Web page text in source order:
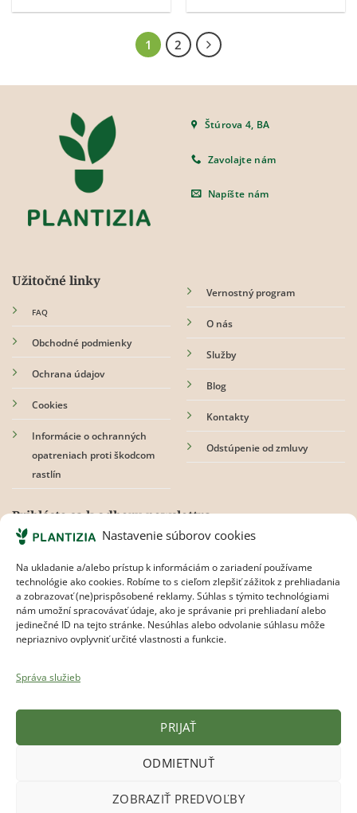
Nastavenie súborov cookies
Na ukladanie a/alebo prístup k informáciám o zariadení používame
technológie ako cookies. Robíme to s cieľom zlepšiť zážitok z prehliadania
a zobrazovať (ne)prispôsobené reklamy. Súhlas s týmito technológiami
nám umožní spracovávať údaje, ako je správanie pri prehliadaní alebo
jedinečné ID na tejto stránke. Nesúhlas alebo odvolanie súhlasu môže
nepriaznivo ovplyvniť určité vlastnosti a funkcie.
Správa služieb
PRIJAŤ
ODMIETNUŤ
ZOBRAZIŤ PREDVOĽBY
1 2
Štúrova 4, BA
Zavolajte nám
Napíšte nám
Užitočné linky
FAQ
Obchodné podmienky
Ochrana údajov
Cookies
Informácie o ochranných
opatreniach proti škodcom
rastlín
Vernostný program
O nás
Služby
Blog
Kontakty
Odstúpenie od zmluvy
Prihláste sa k odberu newslettra
Súhlasím spravidlami ochrany osobných údajov.
Plantizia.cz
Visa MasterCard
Apple
Google